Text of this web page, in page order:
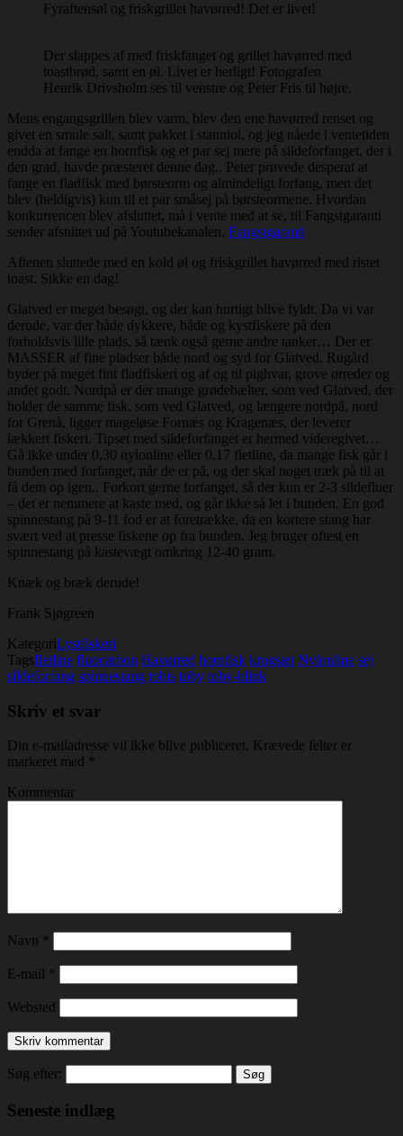
Fyraftensøl og friskgrillet havørred! Det er livet!
Der slappes af med friskfanget og grillet havørred med
toastbrød, samt en øl. Livet er herligt! Fotografen
Henrik Drivsholm ses til venstre og Peter Fris til højre.
Mens engangsgrillen blev varm, blev den ene havørred renset og
givet en smule salt, samt pakket i stanniol, og jeg nåede i ventetiden
endda at fange en hornfisk og et par sej mere på sildeforfanget, der i
den grad, havde præsteret denne dag.. Peter prøvede desperat at
fange en fladfisk med børsteorm og almindeligt forfang, men det
blev (heldigvis) kun til et par småsej på børsteormene. Hvordan
konkurrencen blev afsluttet, må i vente med at se, til Fangstgaranti
sender afsnittet ud på Youtubekanalen, Fangstgaranti
Aftenen sluttede med en kold øl og friskgrillet havørred med ristet
toast. Sikke en dag!
Glatved er meget besøgt, og der kan hurtigt blive fyldt. Da vi var
derude, var der både dykkere, både og kystfiskere på den
forholdsvis lille plads, så tænk også gerne andre tanker… Der er
MASSER af fine pladser både nord og syd for Glatved. Rugård
byder på meget fint fladfiskeri og af og til pighvar, grove ørreder og
andet godt. Nordpå er der mange grødebælter, som ved Glatved, der
holder de samme fisk, som ved Glatved, og længere nordpå, nord
for Grenå, ligger mageløse Fornæs og Kragenæs, der leverer
lækkert fiskeri. Tipset med sildeforfanget er hermed videregivet…
Gå ikke under 0,30 nylonline eller 0,17 fletline, da mange fisk går i
bunden med forfanget, når de er på, og der skal noget træk på til at
få dem op igen.. Forkort gerne forfanget, så der kun er 2-3 sildefluer
– det er nemmere at kaste med, og går ikke så let i bunden. En god
spinnestang på 9-11 fod er at foretrække, da en kortere stang har
svært ved at presse fiskene op fra bunden. Jeg bruger oftest en
spinnestang på kastevægt omkring 12-40 gram.
Knæk og bræk derude!
Frank Sjøgreen
KategoriLystfiskeri
Tagsfletline fluocarbon Havørred hornfisk krogsæt Nylonline sej
sildeforfang spinnestang tobis toby toby-blink
Skriv et svar
Din e-mailadresse vil ikke blive publiceret. Krævede felter er
markeret med *
Kommentar
Navn *
E-mail *
Websted
Søg efter:
Seneste indlæg